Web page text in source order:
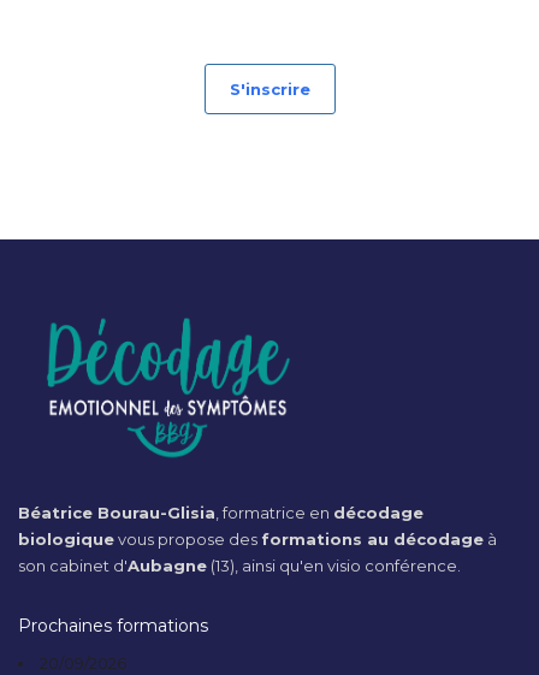
S'inscrire
Béatrice Bourau-Glisia , formatrice en décodage
biologiquevous propose des formations au décodage à
son cabinet d'Aubagne (13), ainsi qu'en visio conférence.
Prochaines formations
20/09/2026